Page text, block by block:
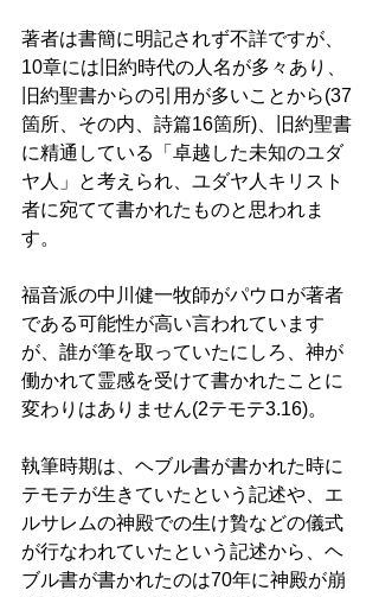
著者は書簡に明記されず不詳ですが、
10章には旧約時代の人名が多々あり、
旧約聖書からの引用が多いことから(37
箇所、その内、詩篇16箇所)、旧約聖書
に精通している「卓越した未知のユダ
ヤ人」と考えられ、ユダヤ人キリスト
者に宛てて書かれたものと思われま
す。
福音派の中川健一牧師がパウロが著者
である可能性が高い言われています
が、誰が筆を取っていたにしろ、神が
働かれて霊感を受けて書かれたことに
変わりはありません(2テモテ3.16)。
執筆時期は、ヘブル書が書かれた時に
テモテが生きていたという記述や、エ
ルサレムの神殿での生け贄などの儀式
が行なわれていたという記述から、ヘ
ブル書が書かれたのは70年に神殿が崩